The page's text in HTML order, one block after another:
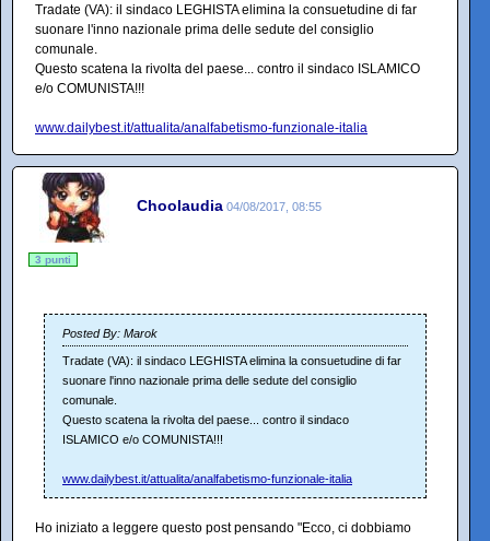
Tradate (VA): il sindaco LEGHISTA elimina la consuetudine di far
suonare l'inno nazionale prima delle sedute del consiglio
comunale.
Questo scatena la rivolta del paese... contro il sindaco ISLAMICO
e/o COMUNISTA!!!
www.dailybest.it/attualita/analfabetismo-funzionale-italia
Choolaudia 04/08/2017, 08:55
3 punti
Posted By: Marok
Tradate (VA): il sindaco LEGHISTA elimina la consuetudine di far
suonare l'inno nazionale prima delle sedute del consiglio
comunale.
Questo scatena la rivolta del paese... contro il sindaco
ISLAMICO e/o COMUNISTA!!!
www.dailybest.it/attualita/analfabetismo-funzionale-italia
Ho iniziato a leggere questo post pensando "Ecco, ci dobbiamo